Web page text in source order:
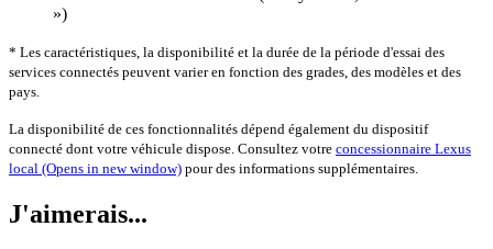
»)
* Les caractéristiques, la disponibilité et la durée de la période d'essai des
services connectés peuvent varier en fonction des grades, des modèles et des
pays.
La disponibilité de ces fonctionnalités dépend également du dispositif
connecté dont votre véhicule dispose. Consultez votre concessionnaire Lexus
local (Opens in new window) pour des informations supplémentaires.
J'aimerais...